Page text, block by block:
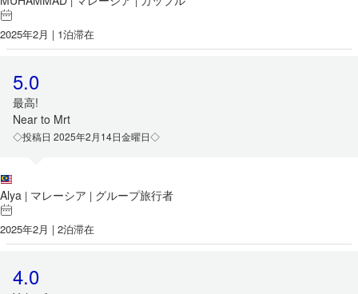
2025年2月 | 1泊滞在
5.0
最高!
Near to Mrt
◇投稿日 2025年2月14日金曜日◇
Alya | マレーシア | グループ旅行者
2025年2月 | 2泊滞在
4.0